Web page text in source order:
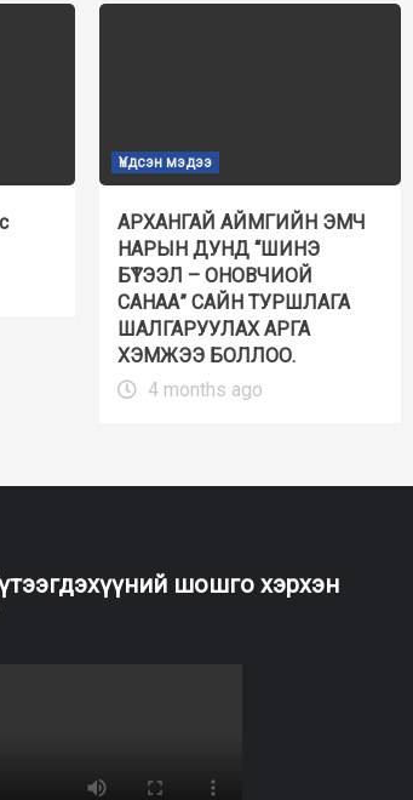
Үндсэн мэдээ
АРХАНГАЙ АЙМГИЙН ЭМЧ
НАРЫН ДУНД “ШИНЭ
БҮТЭЭЛ – ОНОВЧИОЙ
САНАА” САЙН ТУРШЛАГА
ШАЛГАРУУЛАХ АРГА
ХЭМЖЭЭ БОЛЛОО.
4 months ago
шошго хэрхэн